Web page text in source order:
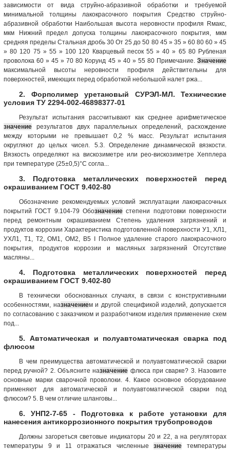
зависимости от вида струйно-абразивной обработки и требуемой
минимальной толщины лакокрасочного покрытия Средство струйно-
абразивной обработки Наибольшая высота неровности профиля Rмакс,
мкм Нижний предел допуска толщины лакокрасочного покрытия, мкм
средняя пределы Стальная дробь 30 От 25 до 50 80 45 » 35 » 60 80 60 » 45
» 80 120 75 » 55 » 100 120 Кварцевый песок 55 » 40 » 65 80 Рубленая
проволока 60 » 45 » 70 80 Корунд 45 » 40 » 55 80 Примечание. Значение
максимальной высоты неровности профиля действительны для
поверхностей, имеющих перед обработкой небольшой налет ржа...
2. Форполимер уретановый СУРЭЛ-МЛ. Технические
условия ТУ 2294-002-46898377-01
Результат испытания рассчитывают как среднее арифметическое
значение результатов двух параллельных определений, расхождение
между которыми не превышает 0,2 % масс. Результат испытания
округляют до целых чисел. 5.3. Определение динамической вязкости.
Вязкость определяют на вискозиметре или рео-вискозиметре Хепплера
при температуре (25±0,5)°С согла...
3. Подготовка металлических поверхностей перед
окрашиванием ГОСТ 9.402-80
Обозначение рекомендуемых условий эксплуатации лакокрасочных
покрытий ГОСТ 9.104-79 Обозначение степени подготовки поверхности
перед ремонтным окрашиванием Степень удаления загрязнений и
продуктов коррозии Характеристика подготовленной поверхности У1, ХЛ1,
УХЛ1, T1, Т2, ОМ1, ОМ2, В5 I Полное удаление старого лакокрасочного
покрытия, продуктов коррозии и масляных загрязнений Отсутствие
масляны...
4. Подготовка металлических поверхностей перед
окрашиванием ГОСТ 9.402-80
В технически обоснованных случаях, в связи с конструктивными
особенностями, назначением и другой спецификой изделий, допускается
по согласованию с заказчиком и разработчиком изделия применение схем
под...
5. Автоматическая и полуавтоматическая сварка под
флюсом
В чем преимущества автоматической и полуавтоматической сварки
перед ручной? 2. Объясните назначение флюса при сварке? 3. Назовите
основные марки сварочной проволоки. 4. Какое основное оборудование
применяют для автоматической и полуавтоматической сварки под
флюсом? 5. В чем отличие шланговы...
6. УНП2-7-65 - Подготовка к работе установки для
нанесения антикоррозионного покрытия трубопроводов
Должны загореться световые индикаторы 20 и 22, а на регуляторах
температуры 9 и 11 отражаться численныезначение температуры